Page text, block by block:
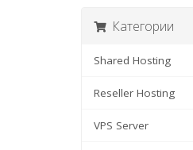
Категории
Shared Hosting
Reseller Hosting
VPS Server